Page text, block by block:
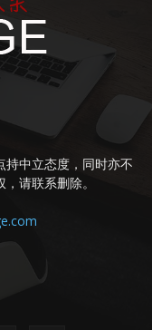
持中立态度，同时亦不
请联系删除。